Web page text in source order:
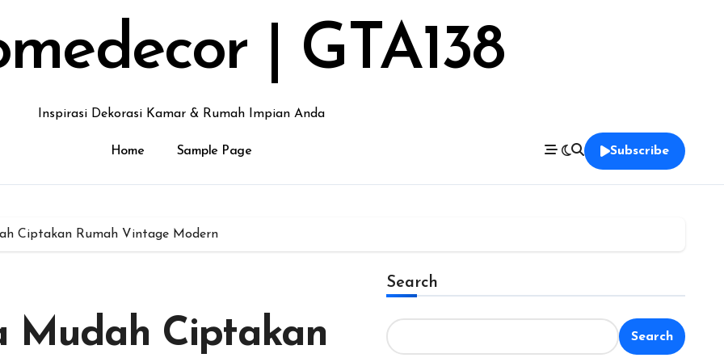
| GTA138
Inspirasi Dekorasi Kamar & Rumah Impian Anda
Home Sample Page Subscribe
Ciptakan Rumah Vintage Modern
Mudah Ciptakan
Search
Search